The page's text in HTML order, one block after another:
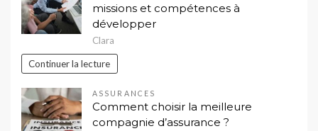
missions et compétences à
développer
Clara
Continuer la lecture
ASSURANCES
Comment choisir la meilleure
compagnie d’assurance ?